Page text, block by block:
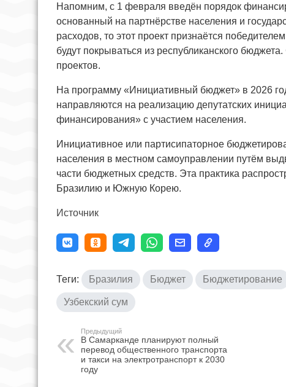
Напомним, с 1 февраля введён порядок
основанный на партнёрстве населения и
расходов, то этот проект признаётся
будут покрываться из республиканского
проектов.
На программу «Инициативный бюджет» в 2026
направляются на реализацию депутатских
финансирования» с участием населения.
Инициативное или партисипаторное
населения в местном самоуправлении путём
части бюджетных средств. Эта практика
Бразилию и Южную Корею.
Источник
Теги: Бразилия Бюджет Бюджетирование
Узбекский сум
Предыдущий
В Самарканде планируют полный
перевод общественного транспорта
и такси на электротранспорт к 2030
году